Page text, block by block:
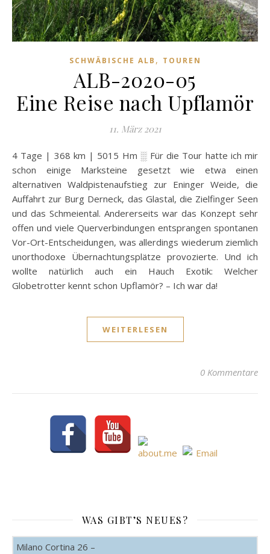
SCHWÄBISCHE ALB , TOUREN
ALB-2020-05
Eine Reise nach Upflamör
11. März 2021
4 Tage | 368 km | 5015 Hm ░ Für die Tour hatte ich mir
schon einige Marksteine gesetzt wie etwa einen
alternativen Waldpistenaufstieg zur Eninger Weide, die
Auffahrt zur Burg Derneck, das Glastal, die Zielfinger Seen
und das Schmeiental. Andererseits war das Konzept sehr
offen und viele Querverbindungen entsprangen spontanen
Vor-Ort-Entscheidungen, was allerdings wiederum ziemlich
unorthodoxe Übernachtungsplätze provozierte. Und ich
wollte natürlich auch ein Hauch Exotik: Welcher
Globetrotter kennt schon Upflamör? – Ich war da!
WEITERLESEN
0 Kommentare
WAS GIBT’S NEUES?
Milano Cortina 26 –